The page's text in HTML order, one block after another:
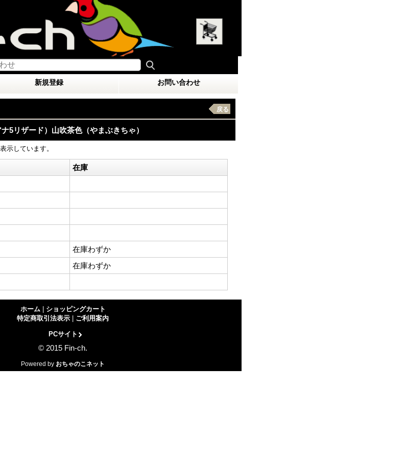
新規登録 お問い合わせ
戻る
5リザード）山吹茶色（やまぶきちゃ）
示しています。
在庫
在庫わずか
在庫わずか
ホーム
ショッピングカート
特定商取引法表示
ご利用案内
PCサイト
© 2015 Fin-ch.
Powered by おちゃのこネット